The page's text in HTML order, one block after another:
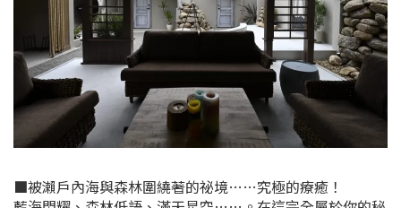
■被瀨戶內海與森林圍繞著的祕境……究極的療癒！